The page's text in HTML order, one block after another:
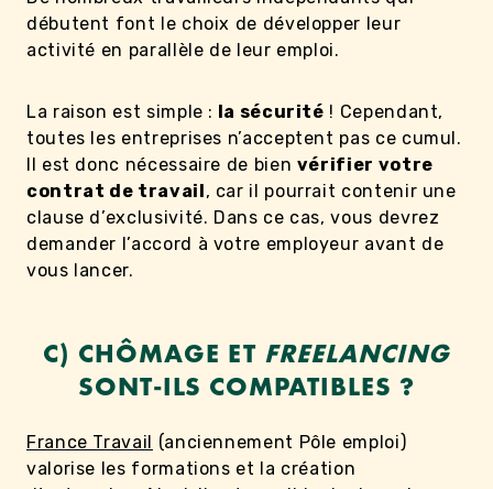
débutent font le choix de développer leur
activité en parallèle de leur emploi.
La raison est simple : la sécurité ! Cependant,
toutes les entreprises n’acceptent pas ce cumul.
Il est donc nécessaire de bien vérifier votre
contrat de travail, car il pourrait contenir une
clause d’exclusivité. Dans ce cas, vous devrez
demander l’accord à votre employeur avant de
vous lancer.
C) CHÔMAGE ET FREELANCING
SONT-ILS COMPATIBLES ?
France Travail (anciennement Pôle emploi)
valorise les formations et la création